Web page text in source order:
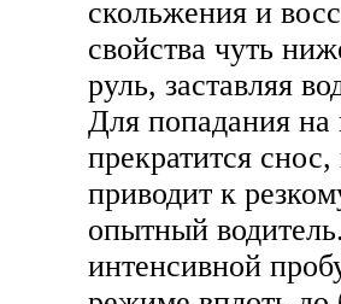
скольжения и
свойства чуть
руль, заставляя
Для попадания на
прекратится
приводит к
опытный
интенсивной